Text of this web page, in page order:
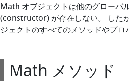
Math オブジェクトは他のグローバ
(constructor) が存在しない。 した
ジェクトのすべてのメソッドやプロ
Math メソッド